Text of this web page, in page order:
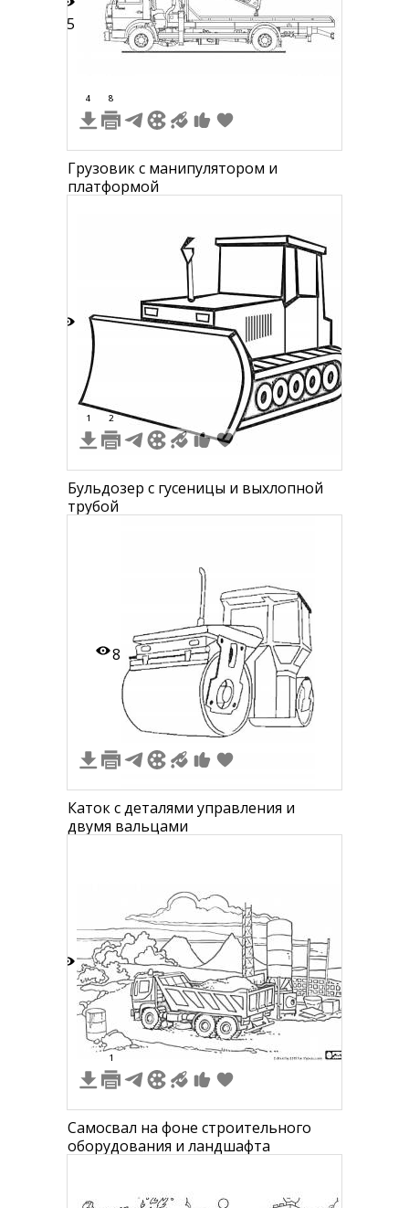
15
4 8
Грузовик с манипулятором и
платформой
1 2
Бульдозер с гусеницы и выхлопной
трубой
8
Каток с деталями управления и
двумя вальцами
1
Самосвал на фоне строительного
оборудования и ландшафта